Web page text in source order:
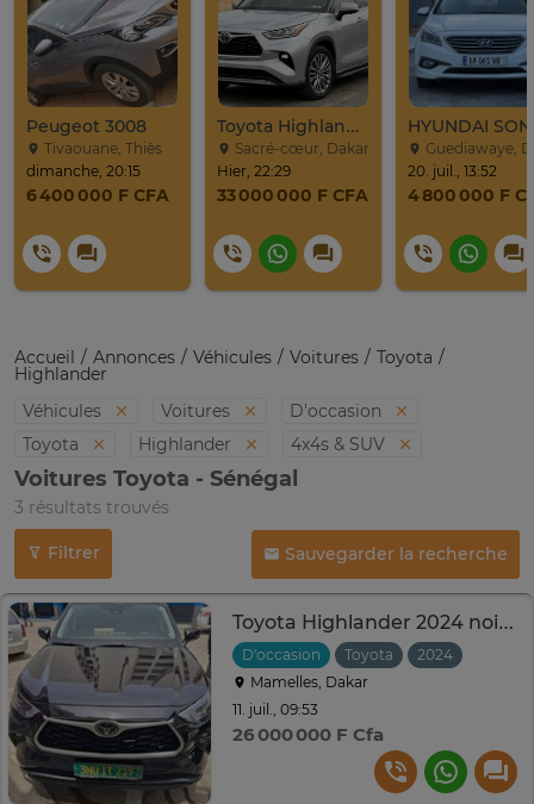
Peugeot 3008
Tivaouane, Thiès
dimanche, 20:15
6 400 000 F CFA
Toyota Highlander Platinium 2023
Sacré-cœur, Dakar
Hier, 22:29
33 000 000 F CFA
Guediawaye,
20. juil., 13:52
4 800 000 F
Accueil Annonces Véhicules Voitures Toyota
Highlander
Véhicules
Voitures
D'occasion
Toyota
Highlander 4x4s & SUV
Voitures Toyota - Sénégal
3 résultats trouvés
Filtrer Sauvegarder la recherche
Toyota Highlander 2024 noir SUV 7 places
D'occasion Toyota 2024
Mamelles, Dakar
11. juil., 09:53
26 000 000 F Cfa